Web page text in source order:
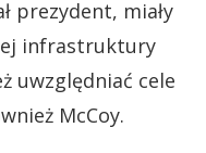
prezydent, miały
infrastruktury
uwzględniać cele
McCoy.